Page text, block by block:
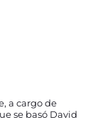
a cargo de
se basó David